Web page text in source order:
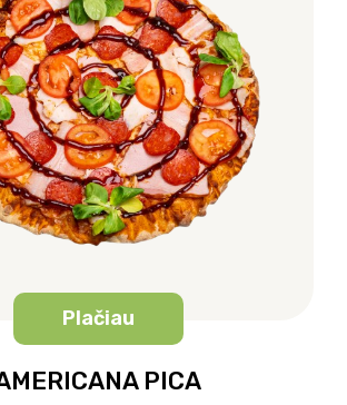
Plačiau
PICA